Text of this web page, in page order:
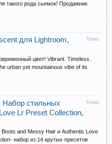
такого рода сьемок! Продажник
Тема
для Lightroom,
цвет! Vibrant. Timeless.
urban yet mountainous vibe of its
Тема
Набор стильных
Lr Preset Collection,
and Messy Hair и Authentic Love
набор из 14 крутых пресетов